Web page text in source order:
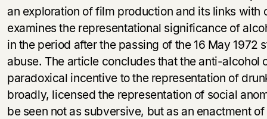
an exploration of film production and its links with
examines the representational significance of
in the period after the passing of the 16 May 1972
abuse. The article concludes that the anti-alcohol
paradoxical incentive to the representation of
broadly, licensed the representation of social
be seen not as subversive, but as an enactment